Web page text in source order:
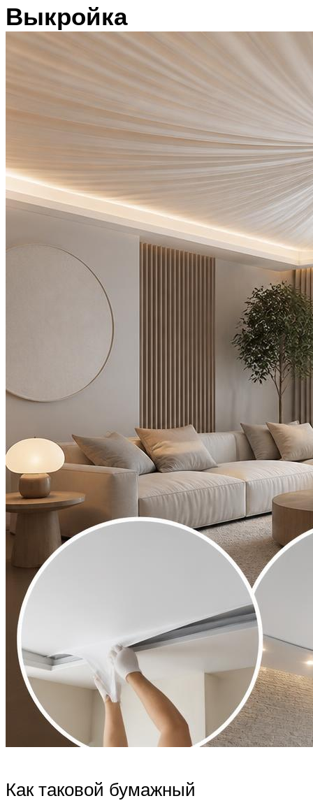
Выкройка
Как таковой бумажный